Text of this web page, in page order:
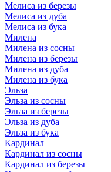
Мелиса из березы
Мелиса из дуба
Мелиса из бука
Милена
Милена из сосны
Милена из березы
Милена из дуба
Милена из бука
Эльза
Эльза из сосны
Эльза из березы
Эльза из дуба
Эльза из бука
Кардинал
Кардинал из сосны
Кардинал из березы